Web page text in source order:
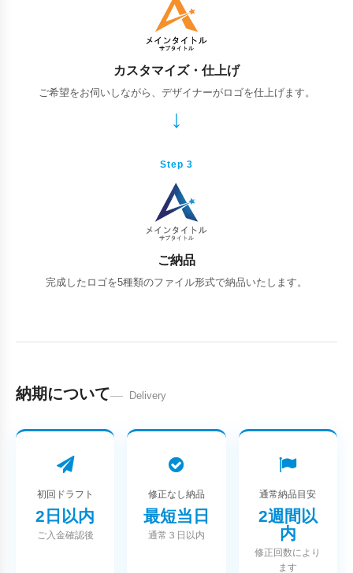
カスタマイズ・仕上げ
ご希望をお伺いしながら、デザイナーがロゴを仕上げます。
Step 3
ご納品
完成したロゴを5種類のファイル形式で納品いたします。
納期について Delivery
初回ドラフト
2日以内
ご入金確認後
修正なし納品
最短当日
通常３日以内
通常納品目安
2週間以
内
修正回数により
ます